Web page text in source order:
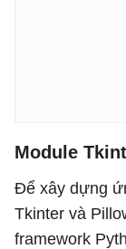
Module
Để xây dựng
Tkinter và
framework